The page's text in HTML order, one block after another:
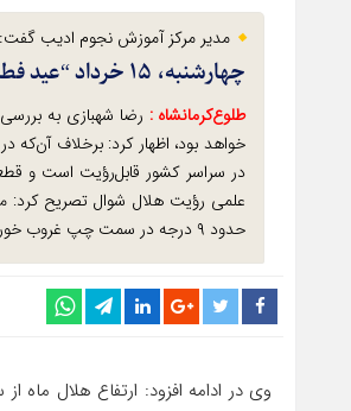
مدیر مرکز آموزش نجوم ادیب گفت:
چهارشنبه، ۱۵ خرداد “عید فطر” است
طلوع‌‌کرمانشاه :
خواهد بود، اظهار کرد: برخلاف آن‌که
حدود ۹ درجه در سمت چپ غروب خورشید است.